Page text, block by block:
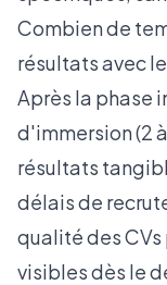
Combien de
résultats avec le
Après la phase
d'immersion (2
résultats
délais de
qualité des
visibles dès le